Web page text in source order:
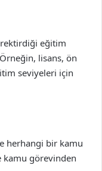
eğitim
lisans, ön
seviyeleri için
herhangi bir kamu
kamu görevinden